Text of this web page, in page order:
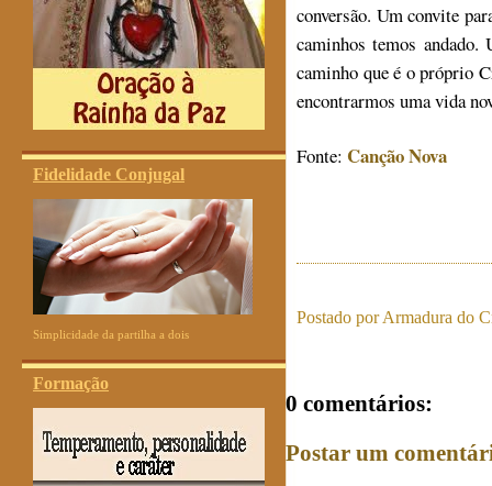
Fidelidade Conjugal
Simplicidade da partilha a dois
Formação
conversão. Um convite
caminhos temos andado.
caminho que é o próprio
encontrarmos uma vida
Fonte: Canção Nova
Postado porArmadura do
0 comentários:
Postar um